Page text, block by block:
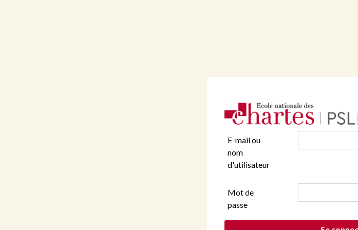
E-mail ou
nom
d'utilisateur
Mot de
passe